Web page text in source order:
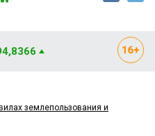
землепользования и